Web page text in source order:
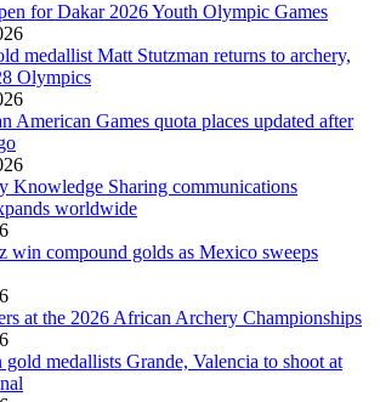
for Dakar 2026 Youth Olympic Games
medallist Matt Stutzman returns to archery,
Olympics
American Games quota places updated after
Knowledge Sharing communications
worldwide
win compound golds as Mexico sweeps
at the 2026 African Archery Championships
gold medallists Grande, Valencia to shoot at